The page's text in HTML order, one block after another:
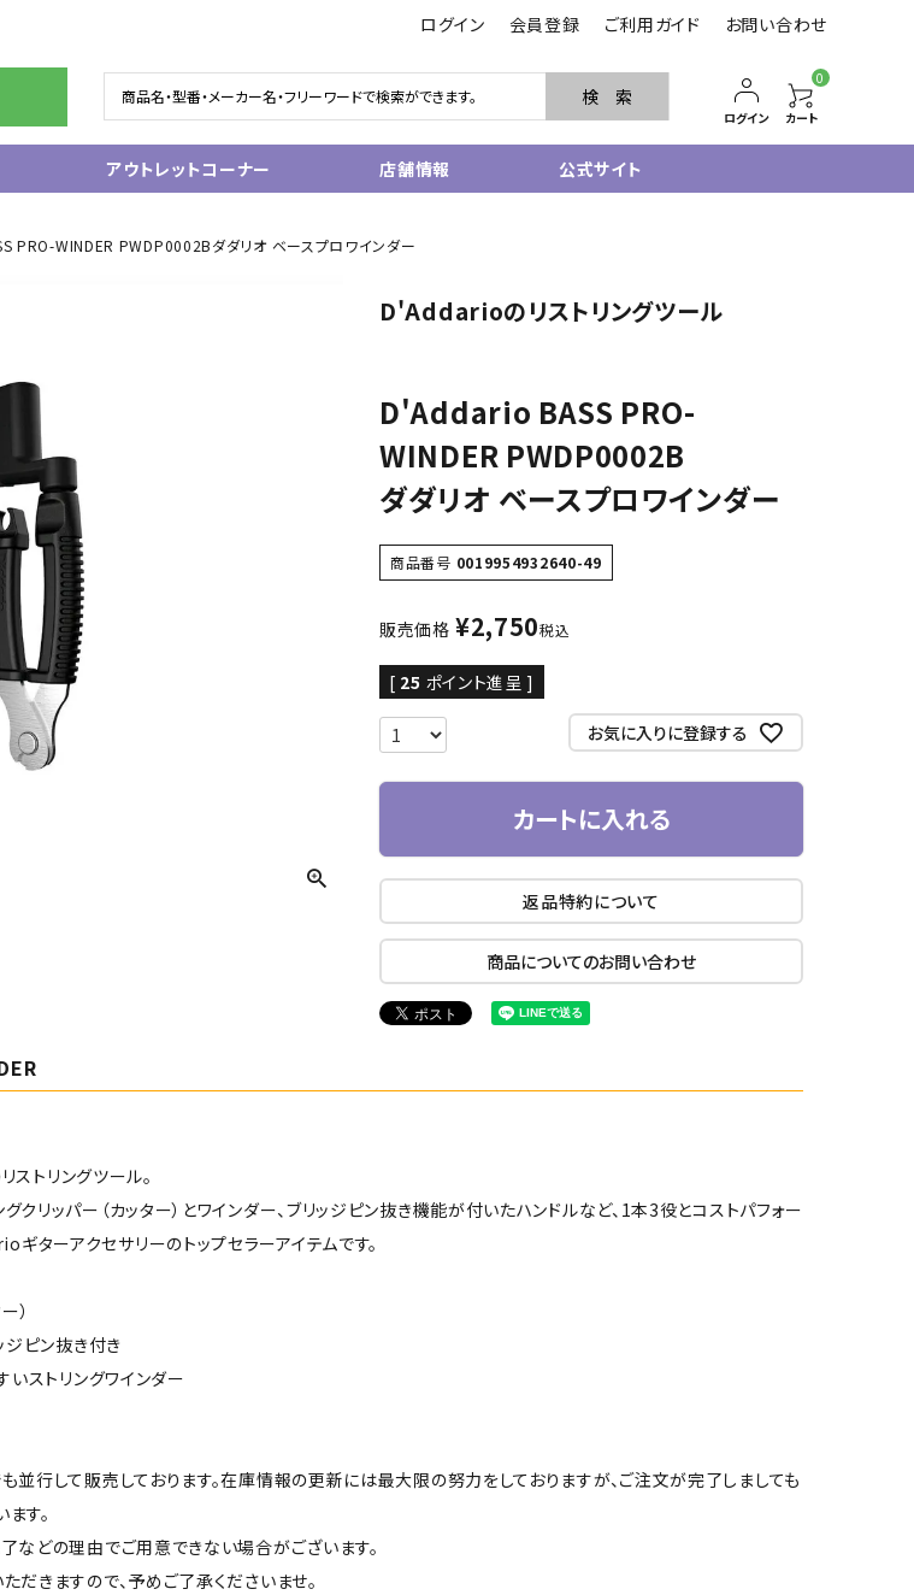
ログイン 会員登録 ご利用ガイド お問い合わせ
検 索
ログイン
0
カート
ピアノ/鍵盤楽器
トランペット
その他木管
その他金管
中古管楽器
管楽器小物
CD/楽譜・音楽雑貨
CD、映像ソフト等
音楽雑貨
アウトレットコーナー 店舗情報 公式サイト
PRO-WINDER PWDP0002Bダダリオ ベースプロワインダー
D'Addarioのリストリングツール
D'Addario BASS PRO-
WINDER PWDP0002B
ダダリオ ベースプロワインダー
商品番号 0019954932640-49
販売価格 ¥2,750税込
[ 25 ポイント進呈 ]
お気に入りに登録する
カートに入れる
返品特約について
商品についてのお問い合わせ
トリングツール。
リッパー（カッター）とワインダー、ブリッジピン抜き機能が付いたハンドルなど、1本3役とコストパフォー
ターアクセサリーのトップセラーアイテムです。
）
ジピン抜き付き
いストリングワインダー
行して販売しております。在庫情報の更新には最大限の努力をしておりますが、ご注文が完了しましても
す。
などの理由でご用意できない場合がございます。
きますので、予めご了承くださいませ。